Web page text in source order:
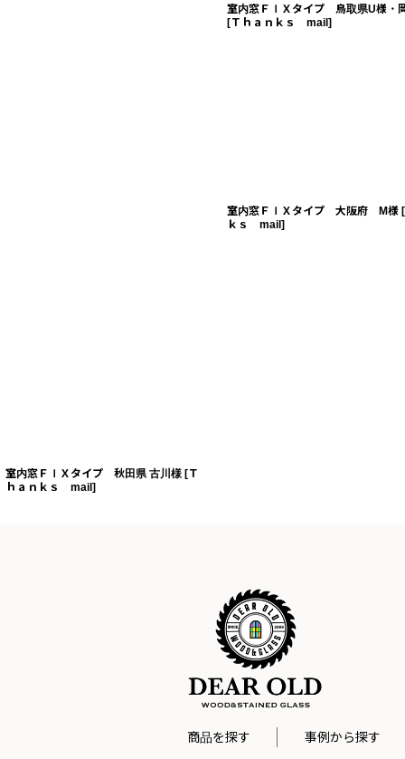
室内窓ＦＩＸタイプ 鳥取県U様・
[Ｔｈａｎｋｓ mail ]
室内窓ＦＩＸタイプ 大阪府 M様 [
ｋｓ mail ]
室内窓ＦＩＸタイプ 秋田県 古川様 [Ｔ
ｈａｎｋｓ mail ]
商品を探す 事例から探す